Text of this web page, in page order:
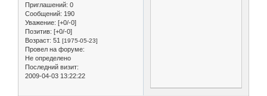
Приглашений: 0
Сообщений: 190
Уважение: [+0/-0]
Позитив: [+0/-0]
Возраст: 51 [1975-05-23]
Провел на форуме:
Не определено
Последний визит:
2009-04-03 13:22:22